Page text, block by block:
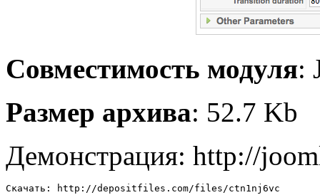
Совместимость модуля:
Размер архива: 52.7 Kb
Демонстрация: http://
Скачать: http://depositfiles.com/files/ctn1nj6vc